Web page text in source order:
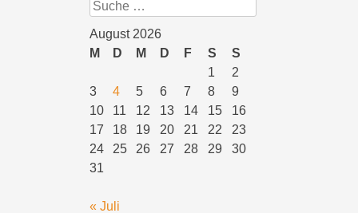
Suchen
August 2026
M
D M D F S
S
1
2
3
4 5 6 7 8
9
10
11 12 13 14 15
16
17
18 19 20 21 22
23
24
25 26 27 28 29
30
31
« Juli